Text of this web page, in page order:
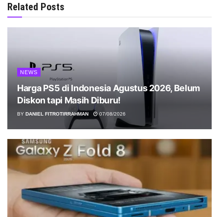
Related Posts
NEWS
Harga PS5 di Indonesia Agustus 2026, Belum
Diskon tapi Masih Diburu!
BY DANIEL FITROTIRRAHMAN 07/08/2026